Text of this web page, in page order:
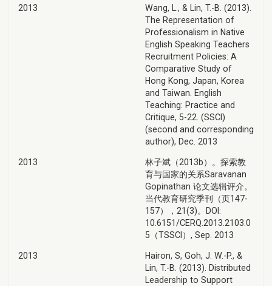
2013
Wang, L., & Lin, T.-B. (2013).
The Representation of
Professionalism in Native
English Speaking Teachers
Recruitment Policies: A
Comparative Study of
Hong Kong, Japan, Korea
and Taiwan. English
Teaching: Practice and
Critique, 5-22. (SSCI)
(second and corresponding
author), Dec. 2013
2013
林子斌（2013b）。探索教
育与国家的关系Saravanan
Gopinathan 论文选辑评介。
当代教育研究季刊（页147-
157），21(3)。DOI:
10.6151/CERQ.2013.2103.0
5（TSSCI）, Sep. 2013
2013
Hairon, S, Goh, J. W.-P., &
Lin, T.-B. (2013). Distributed
Leadership to Support